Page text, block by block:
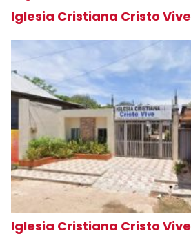
Iglesia Cristiana Cristo Vive
Iglesia Cristiana Cristo Vive